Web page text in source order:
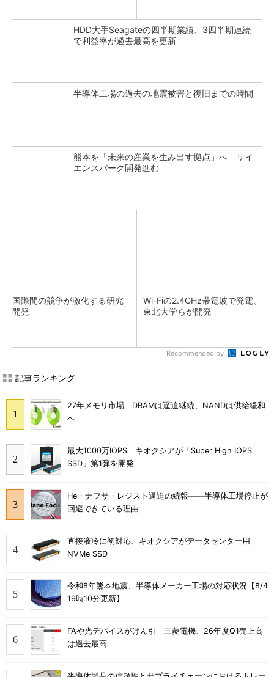
HDD大手Seagateの四半期業績、3四半期連続
で利益率が過去最高を更新
半導体工場の過去の地震被害と復旧までの時間
熊本を「未来の産業を生み出す拠点」へ サイ
エンスパーク開発進む
国際間の競争が激化する研究
開発
Wi-Fiの2.4GHz帯電波で発電、
東北大学らが開発
Recommended by
記事ランキング
27年メモリ市場 DRAMは逼迫継続、NANDは供給緩和
へ
最大1000万IOPS キオクシアが「Super High IOPS
SSD」第1弾を開発
He・ナフサ・レジスト逼迫の続報――半導体工場停止が
回避できている理由
直接液冷に初対応、キオクシアがデータセンター用
NVMe SSD
令和8年熊本地震、半導体メーカー工場の対応状況【8/4
19時10分更新】
FAや光デバイスがけん引 三菱電機、26年度Q1売上高
は過去最高